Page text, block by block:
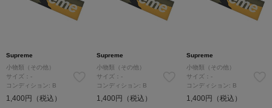
Supreme
小物類（その他）
サイズ：-
コンディション: B
1,400円（税込）
Supreme
小物類（その他）
サイズ：-
コンディション: B
1,400円（税込）
Supreme
小物類（その他）
サイズ：-
コンディション: B
1,400円（税込）